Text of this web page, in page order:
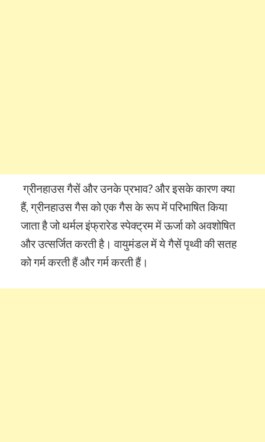
ग्रीनहाउस गैसें और उनके प्रभाव? और इसके कारण क्या
हैं, ग्रीनहाउस गैस को एक गैस के रूप में परिभाषित किया
जाता है जो थर्मल इंफ्रारेड स्पेक्ट्रम में ऊर्जा को अवशोषित
और उत्सर्जित करती है। वायुमंडल में ये गैसें पृथ्वी की सतह
को गर्म करती हैं और गर्म करती हैं।